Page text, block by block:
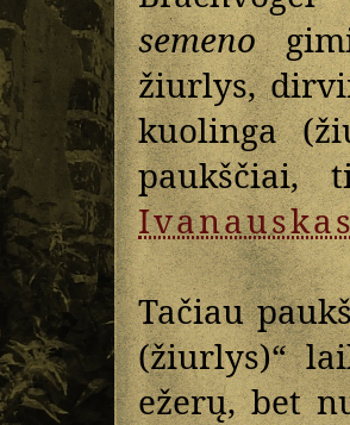
semeno
žiurlys,
kuolinga
paukščiai,
Tačiau
(žiurlys)“
ežerų, bet